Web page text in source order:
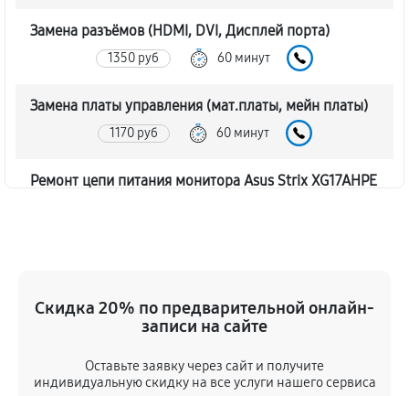
Замена разъёмов (HDMI, DVI, Дисплей порта)
1350 руб 60 минут
Замена платы управления (мат.платы, мейн платы)
1170 руб 60 минут
Ремонт цепи питания монитора Asus Strix XG17AHPE
Замена лампы подсветки
60 минут
Скидка 20% по предварительной онлайн-
записи на сайте
Оставьте заявку через сайт и получите
индивидуальную скидку на все услуги нашего сервиса